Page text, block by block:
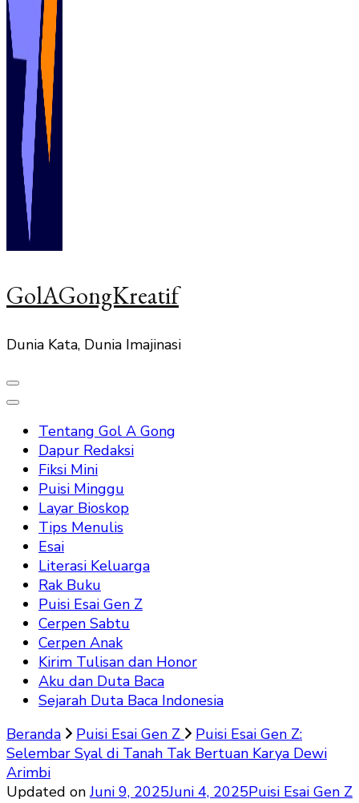
GolAGongKreatif
Dunia Kata, Dunia Imajinasi
Tentang Gol A Gong
Dapur Redaksi
Fiksi Mini
Puisi Minggu
Layar Bioskop
Tips Menulis
Esai
Literasi Keluarga
Rak Buku
Puisi Esai Gen Z
Cerpen Sabtu
Cerpen Anak
Kirim Tulisan dan Honor
Aku dan Duta Baca
Sejarah Duta Baca Indonesia
Beranda
Puisi Esai Gen Z
Puisi Esai Gen Z:
Selembar Syal di Tanah Tak Bertuan Karya Dewi
Arimbi
Updated onJuni 9, 2025Juni 4, 2025Puisi Esai Gen Z